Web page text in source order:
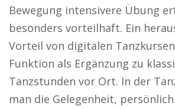
Bewegung intensivere Übung
besonders vorteilhaft. Ein
Vorteil von digitalen
Funktion als Ergänzung zu
Tanzstunden vor Ort. In der
man die Gelegenheit,